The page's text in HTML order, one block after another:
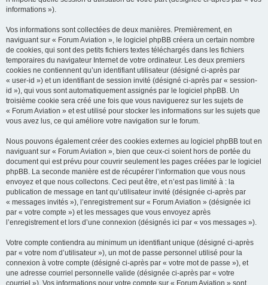
informations »).
Vos informations sont collectées de deux manières. Premièrement, en
naviguant sur « Forum Aviation », le logiciel phpBB créera un certain nombre
de cookies, qui sont des petits fichiers textes téléchargés dans les fichiers
temporaires du navigateur Internet de votre ordinateur. Les deux premiers
cookies ne contiennent qu’un identifiant utilisateur (désigné ci-après par
« user-id ») et un identifiant de session invité (désigné ci-après par « session-
id »), qui vous sont automatiquement assignés par le logiciel phpBB. Un
troisième cookie sera créé une fois que vous naviguerez sur les sujets de
« Forum Aviation » et est utilisé pour stocker les informations sur les sujets que
vous avez lus, ce qui améliore votre navigation sur le forum.
Nous pouvons également créer des cookies externes au logiciel phpBB tout en
naviguant sur « Forum Aviation », bien que ceux-ci soient hors de portée du
document qui est prévu pour couvrir seulement les pages créées par le logiciel
phpBB. La seconde manière est de récupérer l’information que vous nous
envoyez et que nous collectons. Ceci peut être, et n’est pas limité à : la
publication de message en tant qu’utilisateur invité (désignée ci-après par
« messages invités »), l’enregistrement sur « Forum Aviation » (désignée ici
par « votre compte ») et les messages que vous envoyez après
l’enregistrement et lors d’une connexion (désignés ici par « vos messages »).
Votre compte contiendra au minimum un identifiant unique (désigné ci-après
par « votre nom d’utilisateur »), un mot de passe personnel utilisé pour la
connexion à votre compte (désigné ci-après par « votre mot de passe »), et
une adresse courriel personnelle valide (désignée ci-après par « votre
courriel »). Vos informations pour votre compte sur « Forum Aviation » sont